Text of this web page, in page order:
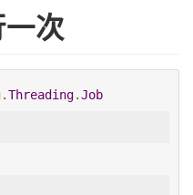
次
.Threading.Job